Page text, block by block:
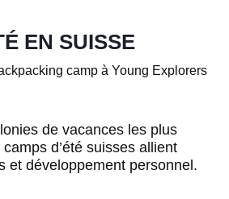
EN SUISSE
de vacances les plus
d’été suisses allient
et développement personnel.